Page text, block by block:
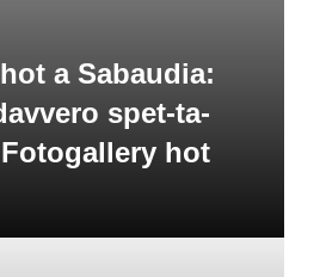
a Sabaudia:
spet-ta-
hot